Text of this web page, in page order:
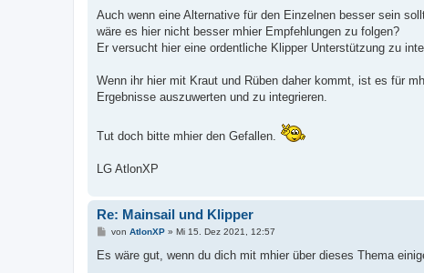
Auch wenn eine Alternative für den Einzelnen besser sein
wäre es hier nicht besser mhier Empfehlungen zu folgen?
Er versucht hier eine ordentliche Klipper Unterstützung zu
Wenn ihr hier mit Kraut und Rüben daher kommt, ist es für
Ergebnisse auszuwerten und zu integrieren.
Tut doch bitte mhier den Gefallen.
LG AtlonXP
Re: Mainsail und Klipper
B
i
von AtlonXP» Mi 15. Dez 2021, 12:57
Es wäre gut, wenn du dich mit mhier über dieses Thema